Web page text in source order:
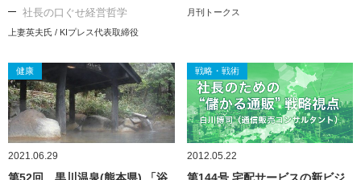
社長の口ぐせ経営哲学
上妻英夫氏 / KIプレス代表取締役
月刊トークス
健康
2021.06.29
戦略・戦術
2012.05.22